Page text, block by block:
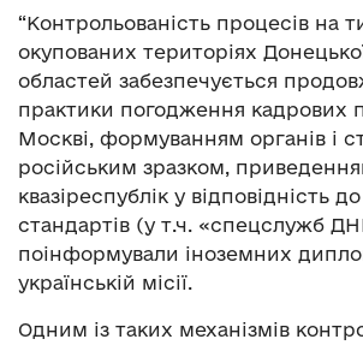
“Контрольованість процесів на
окупованих територіях
областей забезпечується
практики погодження кадрових
Москві, формуванням органів і
російським зразком,
квазіреспублік у відповідність
стандартів (у т.ч. «спецслужб
поінформували іноземних
українській місії.
Одним із таких механізмів